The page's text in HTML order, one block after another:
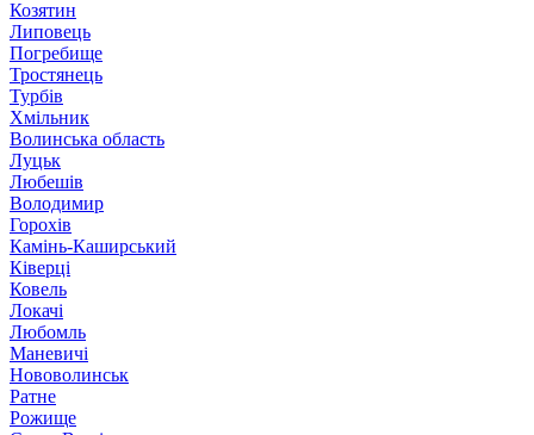
Козятин
Липовець
Погребище
Тростянець
Турбів
Хмільник
Волинська область
Луцьк
Любешів
Володимир
Горохів
Камінь-Каширський
Ківерці
Ковель
Локачі
Любомль
Маневичі
Нововолинськ
Ратне
Рожище